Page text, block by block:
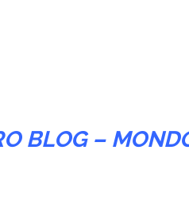
BLOG –